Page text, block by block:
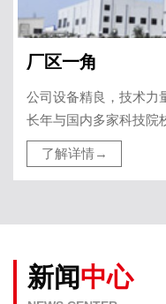
厂区一角
公司设备精良，技术力
长年与国内多家科技院
了解详情→
新闻中心